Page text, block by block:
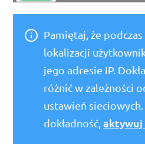
Pamiętaj, że
lokalizacji
jego adresie IP.
różnić w zależności
ustawień
dokładność,aktywuj